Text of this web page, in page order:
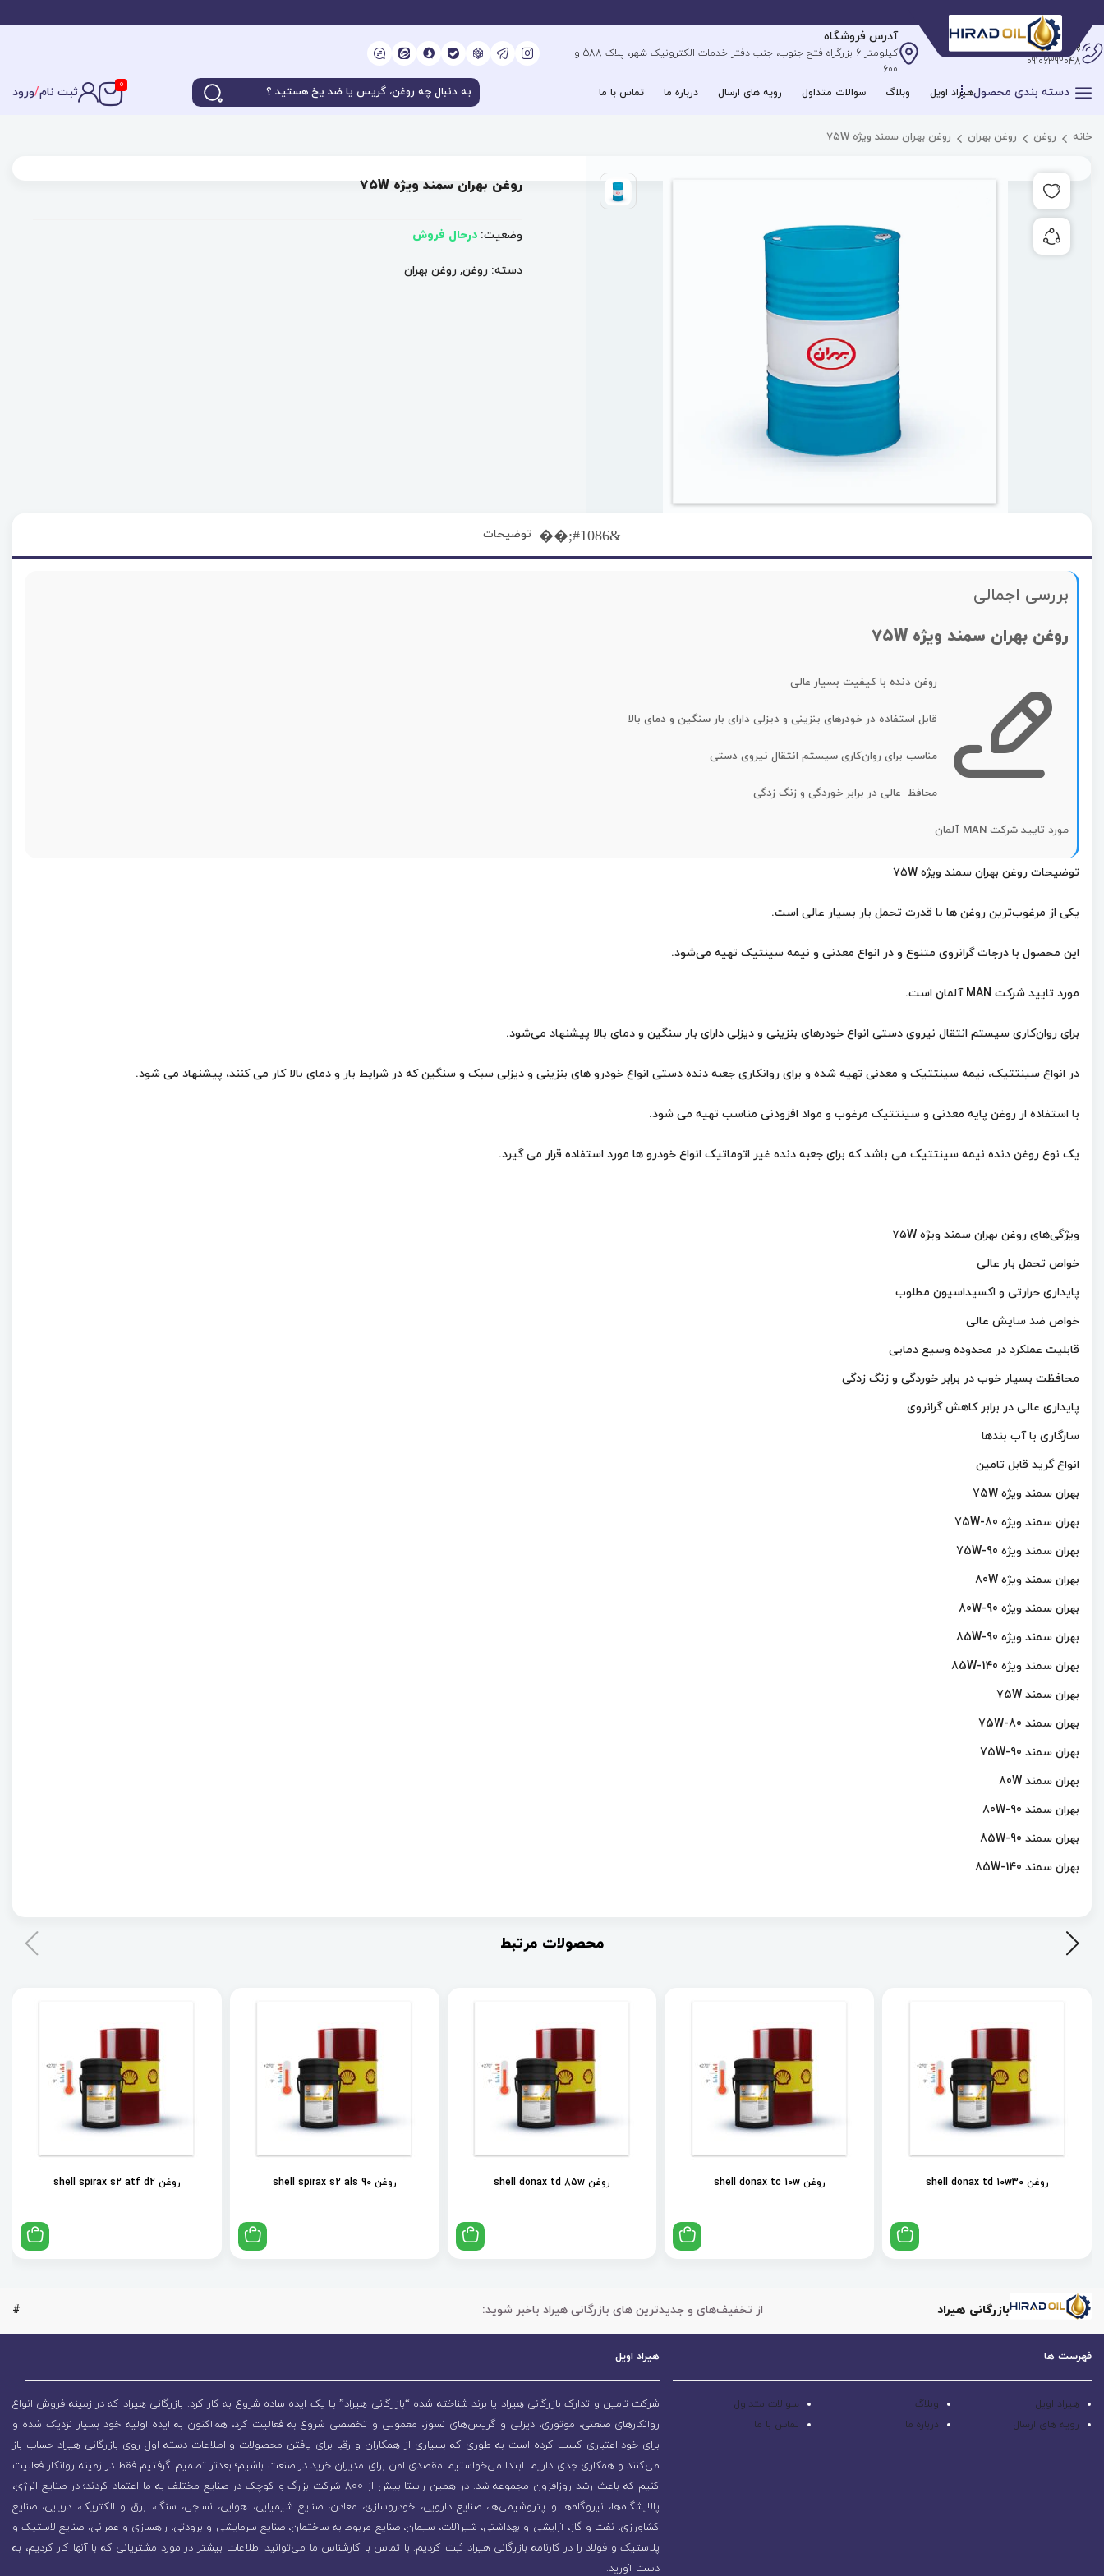
پشتیبانی آنلاین
09106392048
آدرس فروشگاه
کیلومتر 6 بزرگراه فتح جنوب، جنب دفتر خدمات الکترونیک شهر، پلاک 588 و
600
دسته بندی محصولهیراد اویل وبلاگ سوالات متداول رویه های ارسال درباره ما تماس با ما
0 ثبت نام/ورود
خانه روغن روغن بهران روغن بهران سمند ویژه ۷۵W
روغن بهران سمند ویژه ۷۵W
وضعیت: درحال فروش
دسته: روغن, روغن بهران
توضیحات
بررسی اجمالی
روغن بهران سمند ویژه ۷۵W
روغن دنده با کیفیت بسیار عالی
قابل استفاده در خودرهای بنزینی و دیزلی دارای بار سنگین و دمای بالا
مناسب برای روان‌کاری سیستم انتقال نیروی دستی
محافظ عالی در برابر خوردگی و زنگ زدگی
مورد تایید شرکت MAN آلمان
توضیحات روغن بهران سمند ویژه ۷۵W
یکی از مرغوب‌ترین روغن ها با قدرت تحمل بار بسیار عالی است.
این محصول با درجات گرانروی متنوع و در انواع معدنی و نیمه سینتیک تهیه می‌شود.
مورد تایید شرکت MAN آلمان است.
برای روان‌کاری سیستم انتقال نیروی دستی انواع خودرهای بنزینی و دیزلی دارای بار سنگین و دمای بالا پیشنهاد می‌شود.
در انواع سینتتیک، نیمه سینتتیک و معدنی تهیه شده و برای روانکاری جعبه دنده دستی انواع خودرو های بنزینی و دیزلی سبک و سنگین که در شرایط بار و دمای بالا کار می کنند، پیشنهاد می شود.
با استفاده از روغن پایه معدنی و سینتتیک مرغوب و مواد افزودنی مناسب تهیه می شود.
یک نوع روغن دنده نیمه سینتتیک می باشد که برای جعبه دنده غیر اتوماتیک انواع خودرو ها مورد استفاده قرار می گیرد.
ویژگی‌های روغن بهران سمند ویژه ۷۵W
خواص تحمل بار عالی
پایداری حرارتی و اکسیداسیون مطلوب
خواص ضد سایش عالی
قابلیت عملکرد در محدوده وسیع دمایی
محافظت بسیار خوب در برابر خوردگی و زنگ زدگی
پایداری عالی در برابر کاهش گرانروی
سازگاری با آب بندها
انواع گرید قابل تامین
بهران سمند ویژه 75W
بهران سمند ویژه 75W-80
بهران سمند ویژه 75W-90
بهران سمند ویژه 80W
بهران سمند ویژه 80W-90
بهران سمند ویژه 85W-90
بهران سمند ویژه 85W-140
بهران سمند 75W
بهران سمند 75W-80
بهران سمند 75W-90
بهران سمند 80W
بهران سمند 80W-90
بهران سمند 85W-90
بهران سمند 85W-140
محصولات مرتبط
روغن shell donax td 10w30 روغن shell donax tc 10w روغن shell donax td 85w روغن shell spirax s2 als 90 روغن shell spirax s2 atf d2
بازرگانی هیراد از تخفیف‌های و جدیدترین های بازرگانی هیراد باخبر شوید: #
فهرست ها
هیراد اویل وبلاگ
سوالات متداول
رویه های ارسال
درباره ما تماس با ما
هیراد اویل
شرکت تامین و تدارک بازرگانی هیراد یا برند شناخته شده “بازرگانی هیراد” بـا یک ایده ساده شروع به کار کرد. بازرگانی هیراد که در زمینه فروش انواع
روانکارهای صنعتی، موتوری، دیزلی و گریس‌های نسوز، معمولی و تخصصی شروع به فعالیت کرد، هم‌اکنون به ایده اولیه خود بسیار نزدیک شده و
برای خود اعتباری کسب کرده است به طوری که بسیاری از همکاران و رقبا برای یافتن محصولات و اطلاعات دسته اول روی بازرگانی هیراد حساب باز
می‌کنند و همکاری جدی داریم. ابتدا می‌خواستیم مقصدی امن برای مدیران خرید در صنعت باشیم؛ بعدتر تصمیم گرفتیم فقط در زمینه روانکار فعالیت
کنیم که باعث رشد روزافزون مجموعه شد. در همین راستا بیش از 800 شرکت بزرگ و کوچک در صنایع مختلف به ما اعتماد کردند؛ در صنایع انرژی،
پالایشگاه‌ها، نیروگاه‌ها و پتروشیمی‌ها، صنایع دارویی، خودروسازی، معادن، صنایع شیمیایی، هوایی، نساجی، سنگ، برق و الکتریک، دریایی، صنایع
کشاورزی، نفت و گاز، آرایشی و بهداشتی، شیرآلات، سیمان، صنایع مربوط به ساختمان، صنایع سرمایشی و برودتی، راهسازی و عمرانی، صنایع لاستیک و
پلاستیک و فولاد را در کارنامه بازرگانی هیراد ثبت کردیم. با تماس با کارشناس ما می‌توانید اطلاعات بیشتر در مورد مشتریانی که با آنها کار کردیم، به
دست آورید.